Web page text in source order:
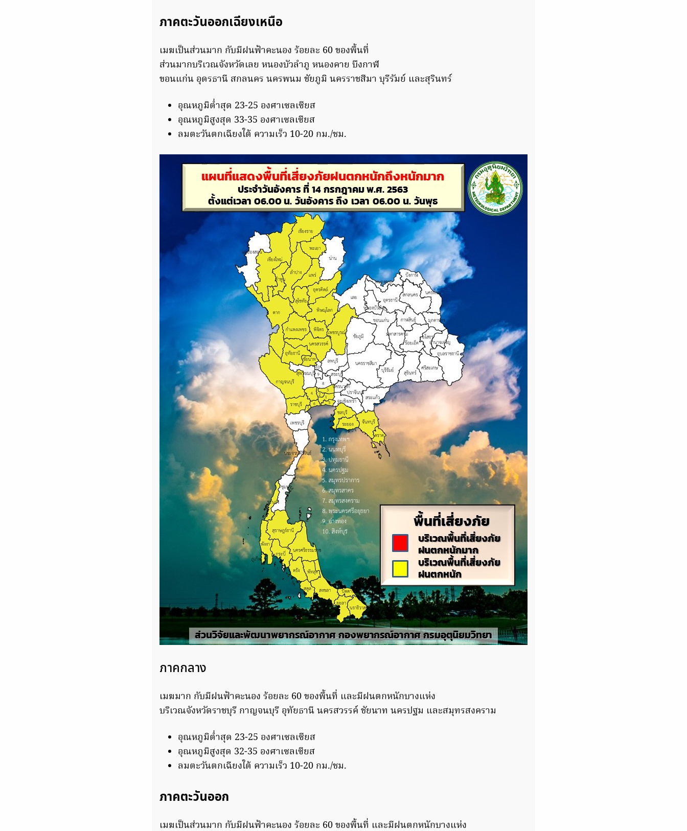
ภาคตะวันออกเฉียงเหนือ
เมฆเป็นส่วนมาก กับมีฝนฟ้าคะนอง ร้อยละ 60 ของพื้นที่
ส่วนมากบริเวณจังหวัดเลย หนองบัวลำภู หนองคาย บึงกาฬ
ขอนแก่น อุดรธานี สกลนคร นครพนม ชัยภูมิ นครราชสีมา บุรีรัมย์ และสุรินทร์
อุณหภูมิต่ำสุด 23-25 องศาเซลเซียส
อุณหภูมิสูงสุด 33-35 องศาเซลเซียส
ลมตะวันตกเฉียงใต้ ความเร็ว 10-20 กม./ชม.
ภาคกลาง
เมฆมาก กับมีฝนฟ้าคะนอง ร้อยละ 60 ของพื้นที่ และมีฝนตกหนักบางแห่ง
บริเวณจังหวัดราชบุรี กาญจนบุรี อุทัยธานี นครสวรรค์ ชัยนาท นครปฐม และสมุทรสงคราม
อุณหภูมิต่ำสุด 23-25 องศาเซลเซียส
อุณหภูมิสูงสุด 32-35 องศาเซลเซียส
ลมตะวันตกเฉียงใต้ ความเร็ว 10-20 กม./ชม.
ภาคตะวันออก
เมฆเป็นส่วนมาก กับมีฝนฟ้าคะนอง ร้อยละ 60 ของพื้นที่ และมีฝนตกหนักบางแห่ง